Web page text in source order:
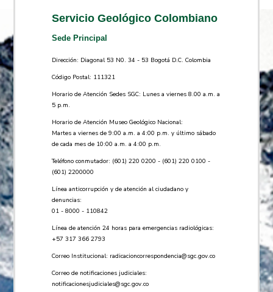
Servicio Geológico Colombiano
Sede Principal
Dirección: Diagonal 53 N0. 34 - 53 Bogotá D.C. Colombia
Código Postal: 111321
Horario de Atención Sedes SGC: Lunes a viernes 8.00 a.m. a
5 p.m.
Horario de Atención Museo Geológico Nacional:
Martes a viernes de 9:00 a.m. a 4:00 p.m. y último sábado
de cada mes de 10:00 a.m. a 4:00 p.m.
Teléfono conmutador: (601) 220 0200 - (601) 220 0100 -
(601) 2200000
Línea anticorrupción y de atención al ciudadano y
denuncias:
01 - 8000 - 110842
Línea de atención 24 horas para emergencias radiológicas:
+57 ​317 366 2793
Correo Institucional: radicacioncorrespondencia@sgc.gov.co
Correo de notificaciones judiciales:
notificacionesjudiciales@sgc.gov.co